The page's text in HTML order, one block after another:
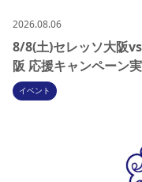
2026.08.06
8/8(土)セレッソ大阪
阪 応援キャンペーン
イベント